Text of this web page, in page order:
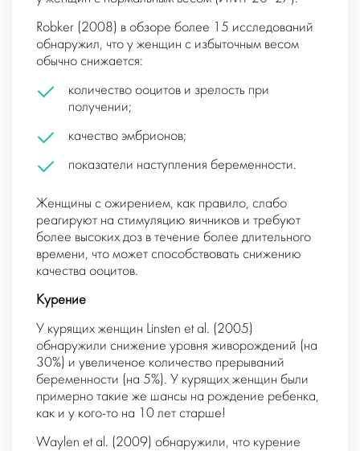
Robker (2008) в обзоре более 15 исследований
обнаружил, что у женщин с избыточным весом
обычно снижается:
количество ооцитов и зрелость при
получении;
качество эмбрионов;
показатели наступления беременности.
Женщины с ожирением, как правило, слабо
реагируют на стимуляцию яичников и требуют
более высоких доз в течение более длительного
времени, что может способствовать снижению
качества ооцитов.
Курение
У курящих женщин Linsten et al. (2005)
обнаружили снижение уровня живорождений (на
30%) и увеличеное количество прерываний
беременности (на 5%). У курящих женщин были
примерно такие же шансы на рождение ребенка,
как и у кого-то на 10 лет старше!
Waylen et al. (2009) обнаружили, что курение